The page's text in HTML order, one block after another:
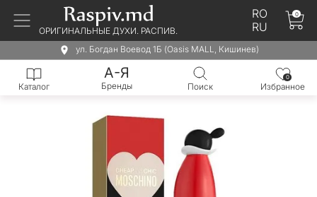
ОРИГИНАЛЬНЫЕ ДУХИ. РАСПИВ.
RO
RU
0
ул. Богдан Воевод 1Б (Oasis MALL, Кишинев)
Каталог
А-Я
Бренды Поиск
0
Избранное